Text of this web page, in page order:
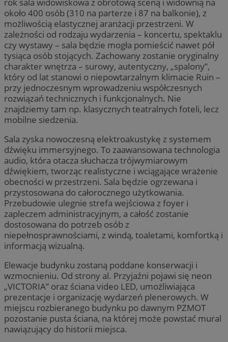
około 400 osób (310 na parterze i 87 na balkonie), z
możliwością elastycznej aranżacji przestrzeni. W
zależności od rodzaju wydarzenia – koncertu, spektaklu
czy wystawy – sala będzie mogła pomieścić nawet pół
tysiąca osób stojących. Zachowany zostanie oryginalny
charakter wnętrza – surowy, autentyczny, „spalony”,
który od lat stanowi o niepowtarzalnym klimacie Ruin –
przy jednoczesnym wprowadzeniu współczesnych
rozwiązań technicznych i funkcjonalnych. Nie
znajdziemy tam np. klasycznych teatralnych foteli, lecz
mobilne siedzenia.
Sala zyska nowoczesną elektroakustykę z systemem
dźwięku immersyjnego. To zaawansowana technologia
audio, która otacza słuchacza trójwymiarowym
dźwiękiem, tworząc realistyczne i wciągające wrażenie
obecności w przestrzeni. Sala będzie ogrzewana i
przystosowana do całorocznego użytkowania.
Przebudowie ulegnie strefa wejściowa z foyer i
zapleczem administracyjnym, a całość zostanie
dostosowana do potrzeb osób z
niepełnosprawnościami, z windą, toaletami, komfortką i
informacją wizualną.
Elewacje budynku zostaną poddane konserwacji i
wzmocnieniu. Od strony al. Przyjaźni pojawi się neon
„VICTORIA” oraz ściana video LED, umożliwiająca
prezentacje i organizację wydarzeń plenerowych. W
miejscu rozbieranego budynku po dawnym PZMOT
pozostanie pusta ściana, na której może powstać mural
nawiązujący do historii miejsca.